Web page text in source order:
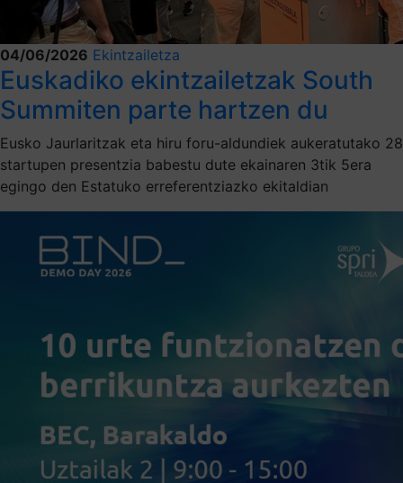
04/06/2026 Ekintzailetza
Euskadiko ekintzailetzak South
Summiten parte hartzen du
Eusko Jaurlaritzak eta hiru foru-aldundiek aukeratutako 28
startupen presentzia babestu dute ekainaren 3tik 5era
egingo den Estatuko erreferentziazko ekitaldian